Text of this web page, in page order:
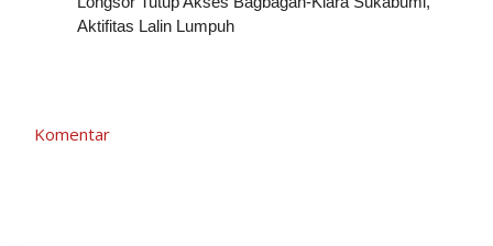
Aktifitas Lalin Lumpuh
Komentar